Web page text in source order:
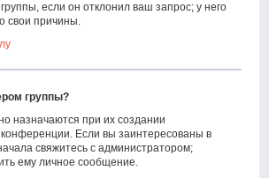
если он отклонил ваш запрос; у него
свои причины.
группы?
назначаются при их создании
Если вы заинтересованы в
свяжитесь с администратором;
ему личное сообщение.